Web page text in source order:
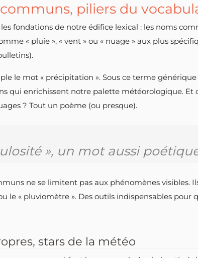
piliers du
fondations de notre édifice lexical : les noms
« pluie », « vent » ou « nuage » aux plus
le mot « précipitation ». Sous ce terme
qui enrichissent notre palette météorologique. Et
? Tout un poème (ou presque).
», un mot aussi
ne se limitent pas aux phénomènes
le « pluviomètre ». Des outils indispensables
stars de la météo